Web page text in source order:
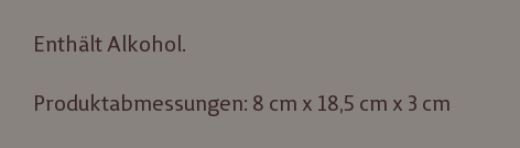
Enthält Alkohol.
Produktabmessungen: 8 cm x 18,5 cm x 3 cm